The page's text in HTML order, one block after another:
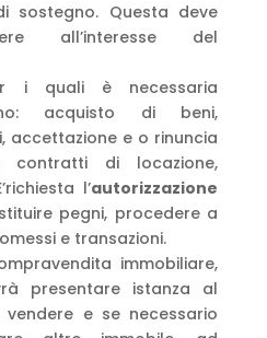
sostegno. Questa deve
all’interesse del
i quali è necessaria
acquisto di beni,
accettazione e o rinuncia
contratti di locazione,
l’autorizzazione
pegni, procedere a
e transazioni.
immobiliare,
presentare istanza al
e se necessario